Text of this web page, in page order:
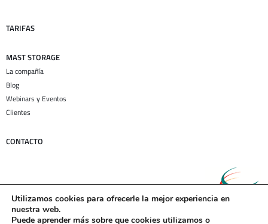
TARIFAS
MAST STORAGE
La compañía
Blog
Webinars y Eventos
Clientes
CONTACTO
Utilizamos cookies para ofrecerle la mejor experiencia en
nuestra web.
Puede aprender más sobre que cookies utilizamos o